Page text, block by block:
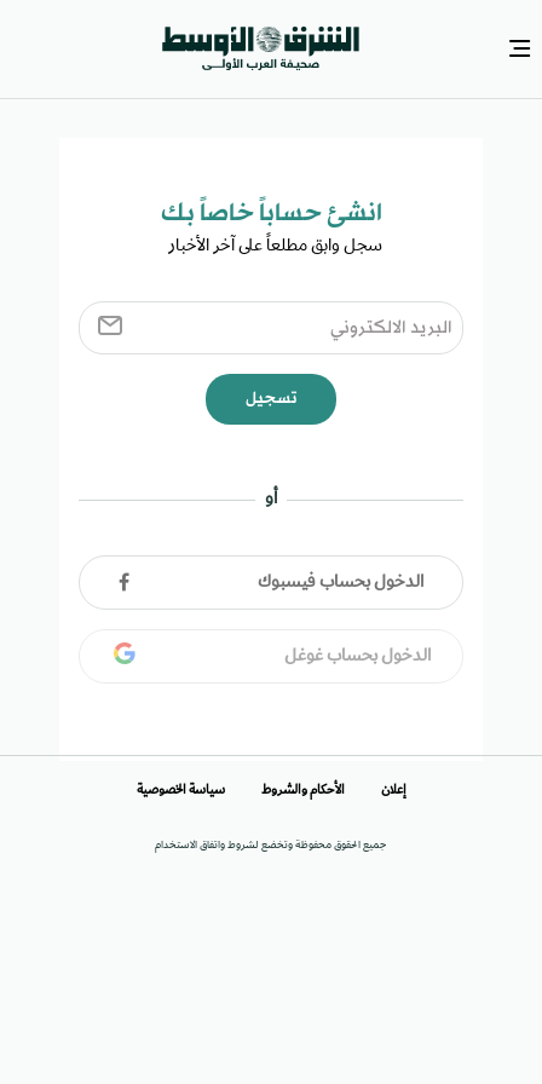
انشئ حساباً خاصاً بك​
سجل وابق مطلعاً على آخر الأخبار ​
تسجيل
أو
الدخول بحساب فيسبوك
الدخول بحساب غوغل
جميع الحقوق محفوظة وتخضع لشروط واتفاق الاستخدام
إعلان الأحكام والشروط سياسة الخصوصية